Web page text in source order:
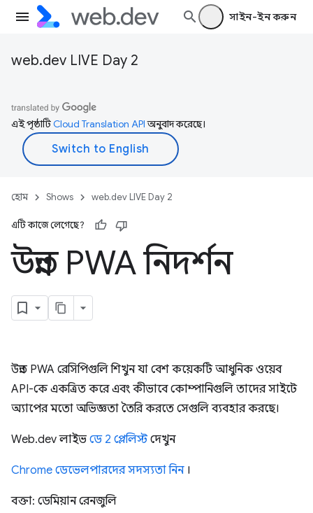
সাইন-ইন করুন
web.dev LIVE Day 2
এই পৃষ্ঠাটিCloud Translation APIঅনুবাদ করেছে।
হোম Shows web.dev LIVE Day 2
এটি কাজে লেগেছে?
উন্নত PWA নিদর্শন
উন্নত PWA রেসিপিগুলি শিখুন যা বেশ কয়েকটি আধুনিক ওয়েব
API-কে একত্রিত করে এবং কীভাবে কোম্পানিগুলি তাদের সাইটে
অ্যাপের মতো অভিজ্ঞতা তৈরি করতে সেগুলি ব্যবহার করছে।
Web.dev লাইভ ডে 2 প্লেলিস্টদেখুন
Chrome ডেভেলপারদের সদস্যতা নিন।
বক্তা: ডেমিয়ান রেনজুলি